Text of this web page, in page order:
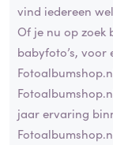
vind iedereen
Of je nu op zoek
babyfoto’s,
jaar ervaring